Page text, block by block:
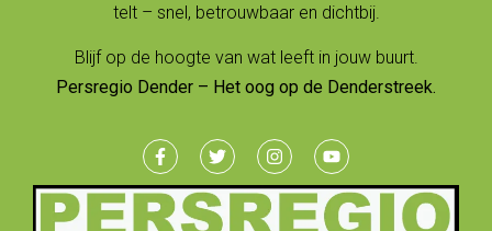
telt – snel, betrouwbaar en dichtbij.
Blijf op de hoogte van wat leeft in jouw buurt.
Persregio Dender – Het oog op de Denderstreek.